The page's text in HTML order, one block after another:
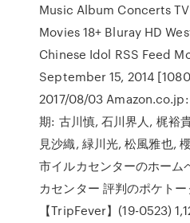
Music Album Concerts
Movies 18+ Bluray HD
Chinese Idol RSS Feed
September 15, 2014
2017/08/03
期: 古川慎, 石川界人, 梶裕
見沙織, 緑川光, 松風雅也,
市イルカセンターのホーム
カセンター 評判のポケト
【TripFever】(19-0523)